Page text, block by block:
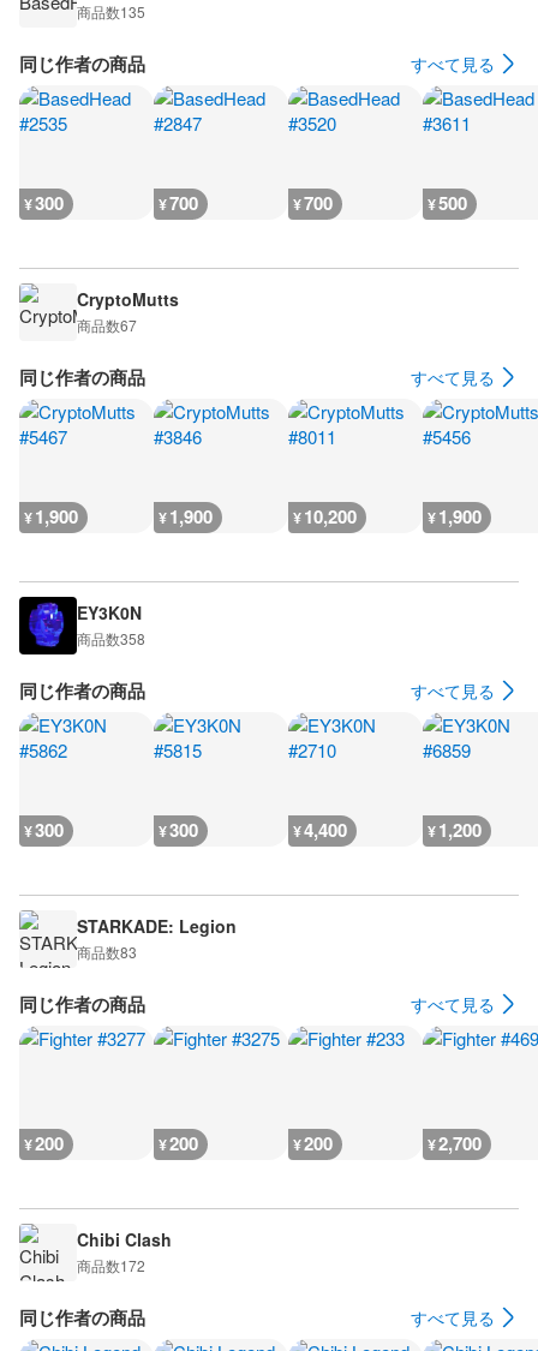
商品数135
同じ作者の商品 すべて見る
¥300 ¥700 ¥700 ¥500
CryptoMutts
商品数67
同じ作者の商品 すべて見る
¥1,900 ¥1,900 ¥10,200 ¥1,900
EY3K0N
商品数358
同じ作者の商品 すべて見る
¥300 ¥300 ¥4,400 ¥1,200
STARKADE: Legion
商品数83
同じ作者の商品 すべて見る
¥200 ¥200 ¥200 ¥2,700
Chibi Clash
商品数172
同じ作者の商品 すべて見る